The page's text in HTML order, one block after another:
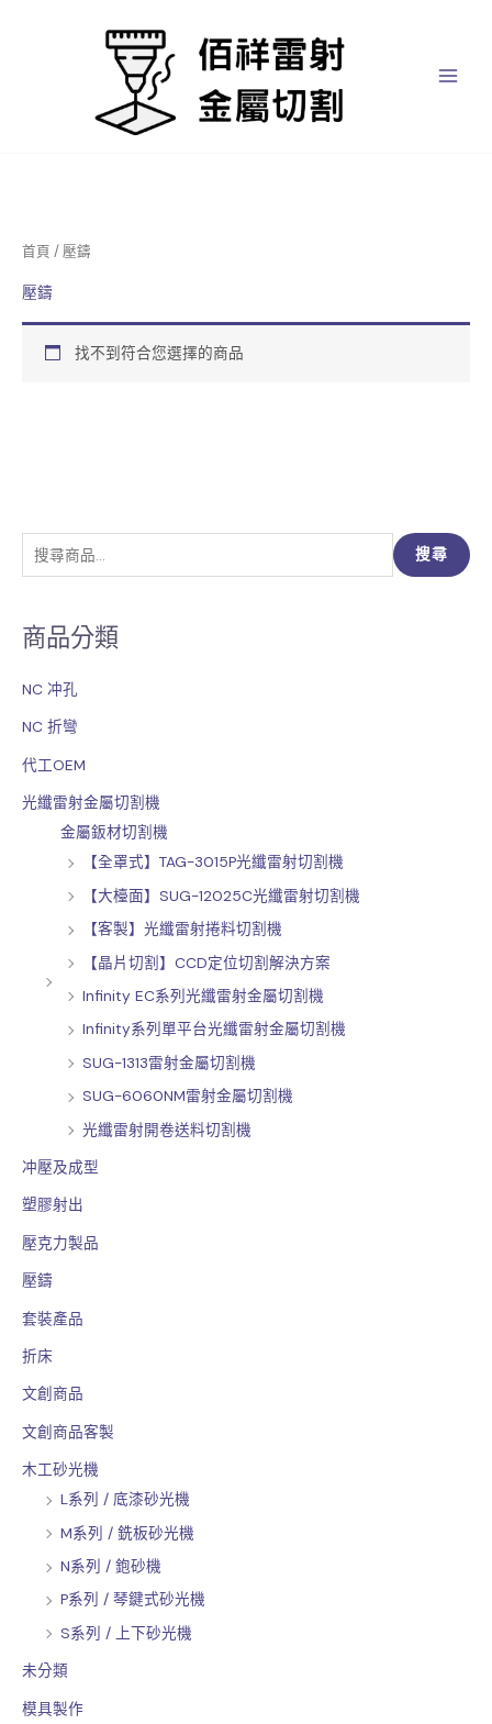
搜
尋
鍵
:
搜尋
商品分類
NC 冲孔
NC 折彎
代工OEM
光纖雷射金屬切割機
金屬鈑材切割機
【全罩式】TAG-3015P光纖雷射切割機
【大檯面】SUG-12025C光纖雷射切割機
【客製】光纖雷射捲料切割機
【晶片切割】CCD定位切割解決方案
Infinity EC系列光纖雷射金屬切割機
Infinity系列單平台光纖雷射金屬切割機
SUG-1313雷射金屬切割機
SUG-6060NM雷射金屬切割機
光纖雷射開卷送料切割機
冲壓及成型
塑膠射出
壓克力製品
壓鑄
套裝產品
折床
文創商品
文創商品客製
木工砂光機
L系列 / 底漆砂光機
M系列 / 銑板砂光機
N系列 / 鉋砂機
P系列 / 琴鍵式砂光機
S系列 / 上下砂光機
未分類
模具製作
首頁 / 壓鑄
壓鑄
找不到符合您選擇的商品